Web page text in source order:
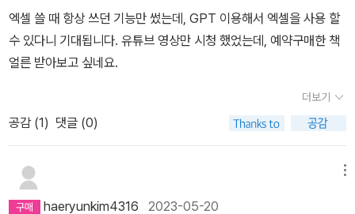
엑셀 쓸 때 항상 쓰던 기능만 썼는데, GPT 이용해서 엑셀을 사용 할
수 있다니 기대됩니다. 유튜브 영상만 시청 했었는데, 예약구매한 책
얼른 받아보고 싶네요.
더보기
공감 (1) 댓글 (0)
haeryunkim4316 2023-05-20